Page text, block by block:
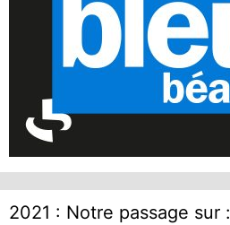
2021 : Notre passage sur :